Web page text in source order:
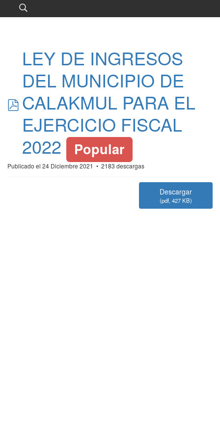
pdf
LEY DE INGRESOS
DEL MUNICIPIO DE
CALAKMUL PARA EL
EJERCICIO FISCAL
2022
Popular
Publicado el 24 Diciembre 2021 2183 descargas
Descargar
(pdf, 427 KB)